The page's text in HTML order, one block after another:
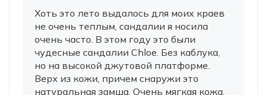
Хоть это лето выдалось для моих краев
не очень теплым, сандалии я носила
очень часто. В этом году это были
чудесные сандалии Chloe. Без каблука,
но на высокой джутовой платформе.
Верх из кожи, причем снаружи это
натуральная замша. Очень мягкая кожа,